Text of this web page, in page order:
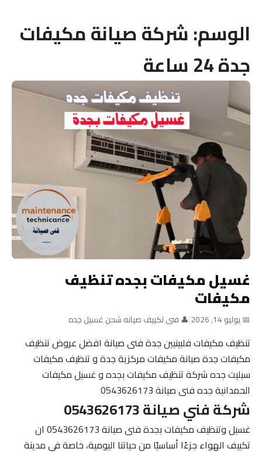
الوسم:شركة صيانة مكيفات
جدة 24 ساعة
غسيل مكيفات بجده تنظيف
مكيفات
📅 يوليو 14, 2026 |👤 فنى تكييف صيانه شحن غسيل جده
تنظيف مكيفات فلبينيين جدة فنى صيانة افضل عروض تنظيف
مكيفات جدة صيانة مكيفات مركزية جدة و تنظيف مكيفات
سبليت جده شركة تنظيف مكيفات بجده و غسيل مكيفات
الحمدانية جده فنى صيانة 0543626173
شركة فني صيانة 0543626173
غسيل وتنظيف مكيفات بجدة فنى صيانة 0543626173 ان
تكييف الهواء جزءًا أساسيًا من حياتنا اليومية، خاصة في مدينة